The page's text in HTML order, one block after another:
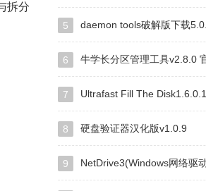
拆分
5 daemon tools破解版下载
6 牛学长分区管理工具v2.8.0
7 Ultrafast Fill The
8 硬盘验证器汉化版v1.0.9
9 NetDrive3(Windows网络驱